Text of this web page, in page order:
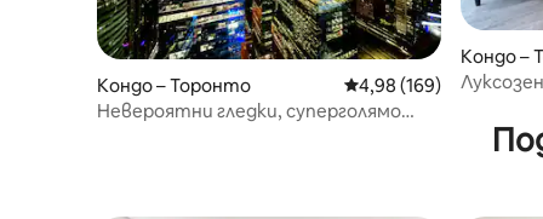
Кондо – Торонто Средна оценка: 4,98
4,98 (169)
Невероятни гледки, суперголямо
Кондо –